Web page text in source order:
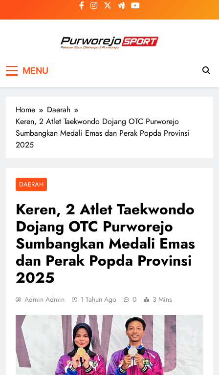
to
MENU
Home
Daerah
Keren, 2 Atlet Taekwondo Dojang OTC Purworejo
Sumbangkan Medali Emas dan Perak Popda Provinsi
2025
DAERAH
Keren, 2 Atlet Taekwondo
Dojang OTC Purworejo
Sumbangkan Medali Emas
dan Perak Popda Provinsi
2025
Admin Admin 1 Tahun Ago 0 3 Mins